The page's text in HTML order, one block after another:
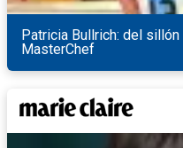
Patricia Bullrich: del
MasterChef